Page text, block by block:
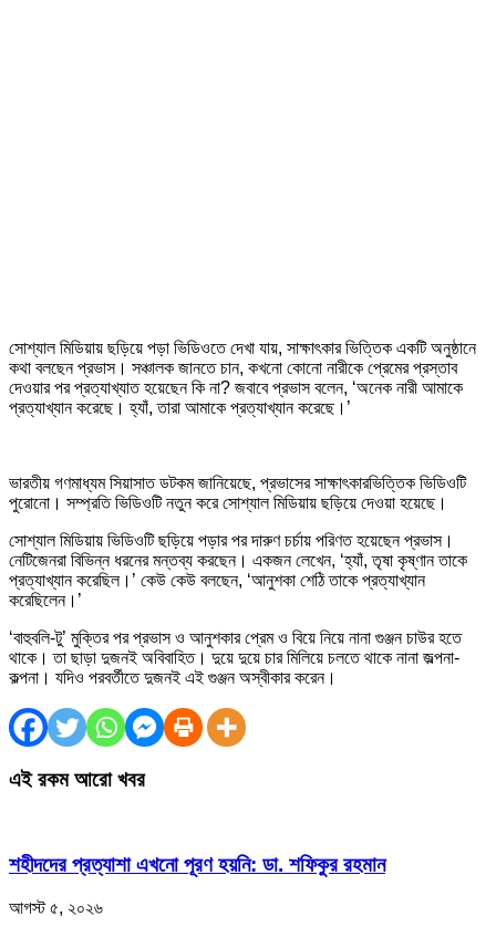
সোশ্যাল মিডিয়ায় ছড়িয়ে পড়া ভিডিওতে দেখা যায়, সাক্ষাৎকার ভিত্তিক একটি অনুষ্ঠানে
কথা বলছেন প্রভাস। সঞ্চালক জানতে চান, কখনো কোনো নারীকে প্রেমের প্রস্তাব
দেওয়ার পর প্রত্যাখ্যাত হয়েছেন কি না? জবাবে প্রভাস বলেন, ‘অনেক নারী আমাকে
প্রত্যাখ্যান করেছে। হ্যাঁ, তারা আমাকে প্রত্যাখ্যান করেছে।’
ভারতীয় গণমাধ্যম সিয়াসাত ডটকম জানিয়েছে, প্রভাসের সাক্ষাৎকারভিত্তিক ভিডিওটি
পুরোনো। সম্প্রতি ভিডিওটি নতুন করে সোশ্যাল মিডিয়ায় ছড়িয়ে দেওয়া হয়েছে।
সোশ্যাল মিডিয়ায় ভিডিওটি ছড়িয়ে পড়ার পর দারুণ চর্চায় পরিণত হয়েছেন প্রভাস।
নেটিজেনরা বিভিন্ন ধরনের মন্তব্য করছেন। একজন লেখেন, ‘হ্যাঁ, তৃষা কৃষ্ণান তাকে
প্রত্যাখ্যান করেছিল।’ কেউ কেউ বলছেন, ‘আনুশকা শেঠি তাকে প্রত্যাখ্যান
করেছিলেন।’
‘বাহুবলি-টু’ মুক্তির পর প্রভাস ও আনুশকার প্রেম ও বিয়ে নিয়ে নানা গুঞ্জন চাউর হতে
থাকে। তা ছাড়া দুজনই অবিবাহিত। দুয়ে দুয়ে চার মিলিয়ে চলতে থাকে নানা জল্পনা-
কল্পনা। যদিও পরবর্তীতে দুজনই এই গুঞ্জন অস্বীকার করেন।
এই রকম আরো খবর
শহীদদের প্রত্যাশা এখনো পূরণ হয়নি: ডা. শফিকুর রহমান
আগস্ট ৫, ২০২৬